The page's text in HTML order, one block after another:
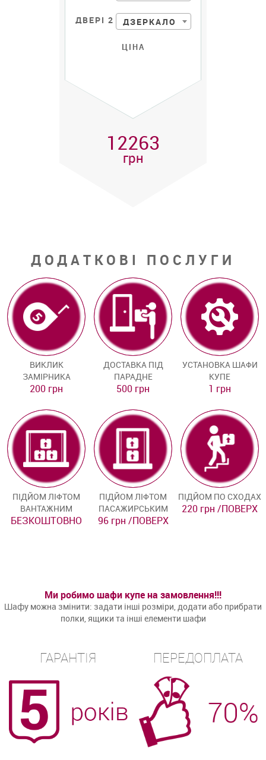
ДВЕРІ 2 ДЗЕРКАЛО
ЦІНА
12263
грн
ДОДАТКОВІ ПОСЛУГИ
ВИКЛИК
ЗАМІРНИКА
200 грн
ДОСТАВКА ПІД
ПАРАДНЕ
500 грн
УСТАНОВКА ШАФИ
КУПЕ
1 грн
ПІДЙОМ ЛІФТОМ
ВАНТАЖНИМ
БЕЗКОШТОВНО
ПІДЙОМ ЛІФТОМ
ПАСАЖИРСЬКИМ
96 грн /ПОВЕРХ
ПІДЙОМ ПО СХОДАХ
220 грн /ПОВЕРХ
Ми робимо шафи купе на замовлення!!!
Шафу можна змінити: задати інші розміри, додати або прибрати
полки, ящики та інші елементи шафи
ГАРАНТІЯ ПЕРЕДОПЛАТА